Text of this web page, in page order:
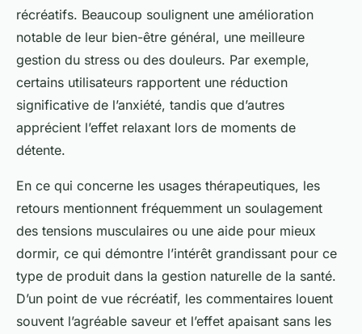
récréatifs. Beaucoup soulignent une amélioration
notable de leur bien-être général, une meilleure
gestion du stress ou des douleurs. Par exemple,
certains utilisateurs rapportent une réduction
significative de l’anxiété, tandis que d’autres
apprécient l’effet relaxant lors de moments de
détente.
En ce qui concerne les usages thérapeutiques, les
retours mentionnent fréquemment un soulagement
des tensions musculaires ou une aide pour mieux
dormir, ce qui démontre l’intérêt grandissant pour ce
type de produit dans la gestion naturelle de la santé.
D’un point de vue récréatif, les commentaires louent
souvent l’agréable saveur et l’effet apaisant sans les